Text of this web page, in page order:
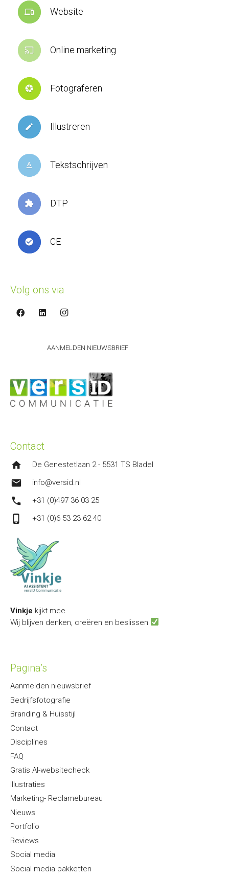
devices Website
cast Online marketing
camera Fotograferen
create Illustreren
text_format Tekstschrijven
extension DTP
check_circle CE
Volg ons via
AANMELDEN NIEUWSBRIEF
Contact
home De Genestetlaan 2 - 5531 TS Bladel
mail info@versid.nl
phone +31 (0)497 36 03 25
phone_iphone +31 (0)6 53 23 62 40
Vinkje kijkt mee.
Wij blijven denken, creëren en beslissen
Pagina’s
Aanmelden nieuwsbrief
Bedrijfsfotografie
Branding & Huisstijl
Contact
Disciplines
FAQ
Gratis AI-websitecheck
Illustraties
Marketing- Reclamebureau
Nieuws
Portfolio
Reviews
Social media
Social media pakketten